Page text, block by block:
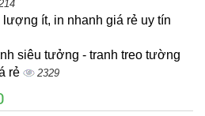
ít, in nhanh giá rẻ uy tín
siêu tưởng - tranh treo tường
rẻ
2329